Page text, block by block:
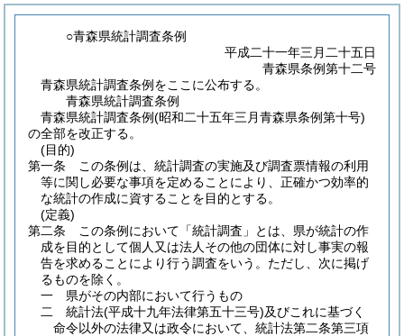
○青森県統計調査条例
平成二十一年三月二十五日
青森県条例第十二号
青森県統計調査条例をここに公布する。
青森県統計調査条例
青森県統計調査条例(昭和二十五年三月青森県条例第十号)
の全部を改正する。
(目的)
第一条
この条例は、統計調査の実施及び調査票情報の利用
等に関し必要な事項を定めることにより、正確かつ効率的
な統計の作成に資することを目的とする。
(定義)
第二条
この条例において「統計調査」とは、県が統計の作
成を目的として個人又は法人その他の団体に対し事実の報
告を求めることにより行う調査をいう。 ただし、次に掲げ
るものを除く。
一
県がその内部において行うもの
二
統計法(平成十九年法律第五十三号)及びこれに基づく
命令以外の法律又は政令において、統計法第二条第三項